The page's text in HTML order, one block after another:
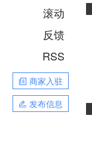
滚动
反馈
RSS
商家入驻
发布信息